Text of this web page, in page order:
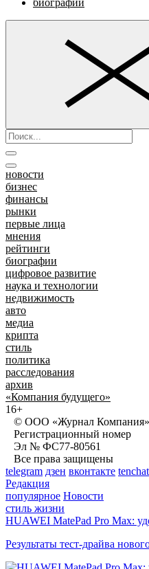
биографии
новости
бизнес
финансы
рынки
первые лица
мнения
рейтинги
биографии
цифровое развитие
наука и технологии
недвижимость
авто
медиа
крипта
стиль
политика
расследования
архив
«Компания будущего»
16+
© ООО «Журнал Компания»
Регистрационный номер
Эл № ФС77-80561
Все права защищены
telegram дзен вконтакте tenchat
Редакция
популярное Новости
стиль жизни
HUAWEI MatePad Pro Max:
Результаты тест-драйва